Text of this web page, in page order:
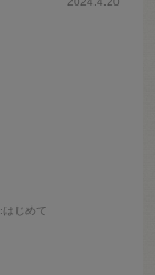
:はじめて